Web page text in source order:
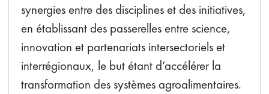
synergies entre des disciplines et des initiatives,
en établissant des passerelles entre science,
innovation et partenariats intersectoriels et
interrégionaux, le but étant d’accélérer la
transformation des systèmes agroalimentaires.